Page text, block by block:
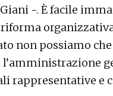
-. È facile
non possiamo
l’amministrazione
rappresentative e